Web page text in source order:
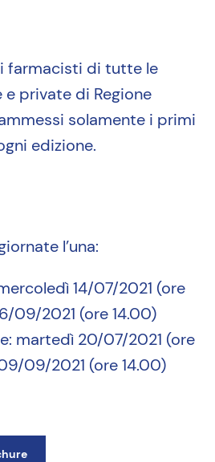
farmacisti di tutte le
private di Regione
solamente i primi
edizione.
l’una:
14/07/2021 (ore
09/2021 (ore 14.00)
martedì 20/07/2021 (ore
09/2021 (ore 14.00)